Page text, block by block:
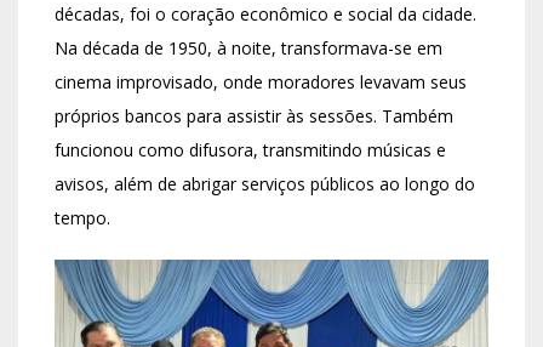
décadas, foi o coração econômico e social da cidade.
Na década de 1950, à noite, transformava-se em
cinema improvisado, onde moradores levavam seus
próprios bancos para assistir às sessões. Também
funcionou como difusora, transmitindo músicas e
avisos, além de abrigar serviços públicos ao longo do
tempo.